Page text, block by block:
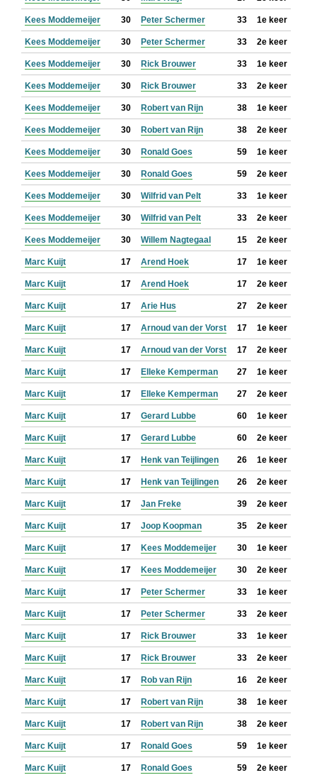
Kees Moddemeijer 30 Peter Schermer 33 1e keer
Kees Moddemeijer 30 Peter Schermer 33 2e keer
Kees Moddemeijer 30 Rick Brouwer 33 1e keer
Kees Moddemeijer 30 Rick Brouwer 33 2e keer
Kees Moddemeijer 30 Robert van Rijn 38 1e keer
Kees Moddemeijer 30 Robert van Rijn 38 2e keer
Kees Moddemeijer 30 Ronald Goes 59 1e keer
Kees Moddemeijer 30 Ronald Goes 59 2e keer
Kees Moddemeijer 30 Wilfrid van Pelt 33 1e keer
Kees Moddemeijer 30 Wilfrid van Pelt 33 2e keer
Kees Moddemeijer 30 Willem Nagtegaal 15 2e keer
Marc Kuijt 17 Arend Hoek 17 1e keer
Marc Kuijt 17 Arend Hoek 17 2e keer
Marc Kuijt 17 Arie Hus 27 2e keer
Marc Kuijt 17 Arnoud van der Vorst 17 1e keer
Marc Kuijt 17 Arnoud van der Vorst 17 2e keer
Marc Kuijt 17 Elleke Kemperman 27 1e keer
Marc Kuijt 17 Elleke Kemperman 27 2e keer
Marc Kuijt 17 Gerard Lubbe 60 1e keer
Marc Kuijt 17 Gerard Lubbe 60 2e keer
Marc Kuijt 17 Henk van Teijlingen 26 1e keer
Marc Kuijt 17 Henk van Teijlingen 26 2e keer
Marc Kuijt 17 Jan Freke 39 2e keer
Marc Kuijt 17 Joop Koopman 35 2e keer
Marc Kuijt 17 Kees Moddemeijer 30 1e keer
Marc Kuijt 17 Kees Moddemeijer 30 2e keer
Marc Kuijt 17 Peter Schermer 33 1e keer
Marc Kuijt 17 Peter Schermer 33 2e keer
Marc Kuijt 17 Rick Brouwer 33 1e keer
Marc Kuijt 17 Rick Brouwer 33 2e keer
Marc Kuijt 17 Rob van Rijn 16 2e keer
Marc Kuijt 17 Robert van Rijn 38 1e keer
Marc Kuijt 17 Robert van Rijn 38 2e keer
Marc Kuijt 17 Ronald Goes 59 1e keer
Marc Kuijt 17 Ronald Goes 59 2e keer